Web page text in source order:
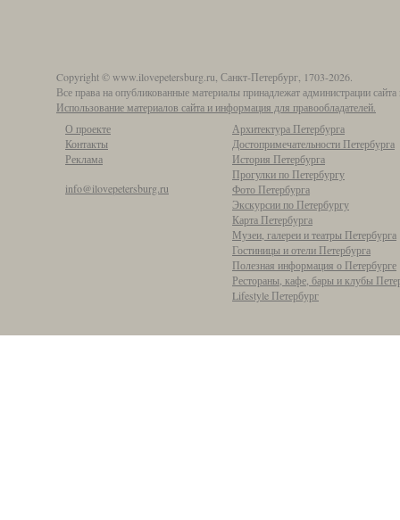
Copyright © www.ilovepetersburg.ru, Санкт-Петербург, 1703-2026.
Все права на опубликованные материалы принадлежат администрации
Использование материалов сайта и информация для правообладателей.
О проекте
Контакты
Реклама
info@ilovepetersburg.ru
Архитектура Петербурга
Достопримечательности Петербурга
История Петербурга
Прогулки по Петербургу
Фото Петербурга
Экскурсии по Петербургу
Карта Петербурга
Музеи, галереи и театры Петербурга
Гостиницы и отели Петербурга
Полезная информация о Петербурге
Рестораны, кафе, бары и клубы
Lifestyle Петербург